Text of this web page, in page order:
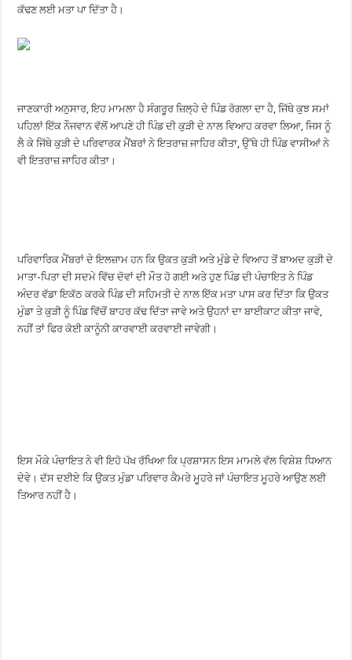
ਕੱਢਣ ਲਈ ਮਤਾ ਪਾ ਦਿੱਤਾ ਹੈ।
ਜਾਣਕਾਰੀ ਅਨੁਸਾਰ, ਇਹ ਮਾਮਲਾ ਹੈ ਸੰਗਰੂਰ ਜ਼ਿਲ੍ਹੇ ਦੇ ਪਿੰਡ ਰੋਗਲਾ ਦਾ ਹੈ, ਜਿੱਥੇ ਕੁਝ ਸਮਾਂ
ਪਹਿਲਾਂ ਇੱਕ ਨੌਜਵਾਨ ਵੱਲੋਂ ਆਪਣੇ ਹੀ ਪਿੰਡ ਦੀ ਕੁੜੀ ਦੇ ਨਾਲ ਵਿਆਹ ਕਰਵਾ ਲਿਆ, ਜਿਸ ਨੂੰ
ਲੈ ਕੇ ਜਿੱਥੇ ਕੁੜੀ ਦੇ ਪਰਿਵਾਰਕ ਮੈਂਬਰਾਂ ਨੇ ਇਤਰਾਜ਼ ਜਾਹਿਰ ਕੀਤਾ, ਉੱਥੇ ਹੀ ਪਿੰਡ ਵਾਸੀਆਂ ਨੇ
ਵੀ ਇਤਰਾਜ਼ ਜਾਹਿਰ ਕੀਤਾ।
ਪਰਿਵਾਰਿਕ ਮੈਂਬਰਾਂ ਦੇ ਇਲਜ਼ਾਮ ਹਨ ਕਿ ਉਕਤ ਕੁੜੀ ਅਤੇ ਮੁੰਡੇ ਦੇ ਵਿਆਹ ਤੋਂ ਬਾਅਦ ਕੁੜੀ ਦੇ
ਮਾਤਾ-ਪਿਤਾ ਦੀ ਸਦਮੇ ਵਿੱਚ ਦੋਵਾਂ ਦੀ ਮੌਤ ਹੋ ਗਈ ਅਤੇ ਹੁਣ ਪਿੰਡ ਦੀ ਪੰਚਾਇਤ ਨੇ ਪਿੰਡ
ਅੰਦਰ ਵੱਡਾ ਇਕੱਠ ਕਰਕੇ ਪਿੰਡ ਦੀ ਸਹਿਮਤੀ ਦੇ ਨਾਲ ਇੱਕ ਮਤਾ ਪਾਸ ਕਰ ਦਿੱਤਾ ਕਿ ਉਕਤ
ਮੁੰਡਾ ਤੇ ਕੁੜੀ ਨੂੰ ਪਿੰਡ ਵਿੱਚੋਂ ਬਾਹਰ ਕੱਢ ਦਿੱਤਾ ਜਾਵੇ ਅਤੇ ਉਹਨਾਂ ਦਾ ਬਾਈਕਾਟ ਕੀਤਾ ਜਾਵੇ,
ਨਹੀਂ ਤਾਂ ਫਿਰ ਕੋਈ ਕਾਨੂੰਨੀ ਕਾਰਵਾਈ ਕਰਵਾਈ ਜਾਵੇਗੀ।
ਇਸ ਮੌਕੇ ਪੰਚਾਇਤ ਨੇ ਵੀ ਇਹੋ ਪੱਖ ਰੱਖਿਆ ਕਿ ਪ੍ਰਸ਼ਾਸਨ ਇਸ ਮਾਮਲੇ ਵੱਲ ਵਿਸ਼ੇਸ਼ ਧਿਆਨ
ਦੇਵੇ। ਦੱਸ ਦਈਏ ਕਿ ਉਕਤ ਮੁੰਡਾ ਪਰਿਵਾਰ ਕੈਮਰੇ ਮੂਹਰੇ ਜਾਂ ਪੰਚਾਇਤ ਮੂਹਰੇ ਆਉਣ ਲਈ
ਤਿਆਰ ਨਹੀਂ ਹੈ।